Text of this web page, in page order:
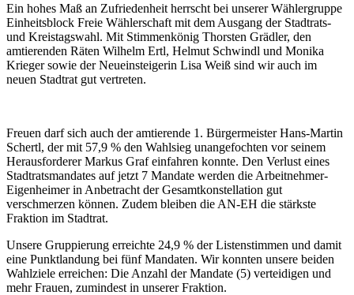
Ein hohes Maß an Zufriedenheit herrscht bei unserer Wählergruppe
Einheitsblock Freie Wählerschaft mit dem Ausgang der Stadtrats-
und Kreistagswahl. Mit Stimmenkönig Thorsten Grädler, den
amtierenden Räten Wilhelm Ertl, Helmut Schwindl und Monika
Krieger sowie der Neueinsteigerin Lisa Weiß sind wir auch im
neuen Stadtrat gut vertreten.
Freuen darf sich auch der amtierende 1. Bürgermeister Hans-Martin
Schertl, der mit 57,9 % den Wahlsieg unangefochten vor seinem
Herausforderer Markus Graf einfahren konnte. Den Verlust eines
Stadtratsmandates auf jetzt 7 Mandate werden die Arbeitnehmer-
Eigenheimer in Anbetracht der Gesamtkonstellation gut
verschmerzen können. Zudem bleiben die AN-EH die stärkste
Fraktion im Stadtrat.
Unsere Gruppierung erreichte 24,9 % der Listenstimmen und damit
eine Punktlandung bei fünf Mandaten. Wir konnten unsere beiden
Wahlziele erreichen: Die Anzahl der Mandate (5) verteidigen und
mehr Frauen, zumindest in unserer Fraktion.